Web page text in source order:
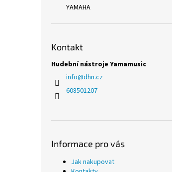
YAMAHA
Kontakt
Hudební nástroje Yamamusic
info@dhn.cz
608501207
Informace pro vás
Jak nakupovat